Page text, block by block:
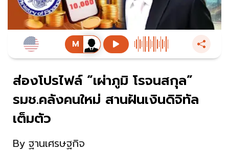
ส่องโปรไฟล์ “เผ่าภูมิ โรจนสกุล”
รมช.คลังคนใหม่ สานฝันเงินดิจิทัล
เต็มตัว
By ฐานเศรษฐกิจ